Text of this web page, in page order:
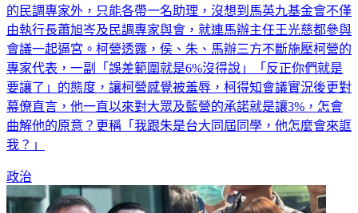
的民調專家外，只能各帶一名助理，沒想到馬英九基金會不僅
由執行長蕭旭岑及民調專家與會，就連馬辦主任王光慈都參與
會議一起逼宮。柯營透露，侯、朱、馬辦三方不斷施壓柯營的
專家代表，一副「誤差範圍就是6%沒得說」「反正你們就是
要讓了」的態度，讓柯營感覺被羞辱，柯得知會議實況後更對
幕僚直言，他一直以來對大眾及藍營的承諾就是讓3%，怎會
曲解他的原意？更稱「我跟朱是台大同屆同學，他怎麼會來誆
我？」
政治